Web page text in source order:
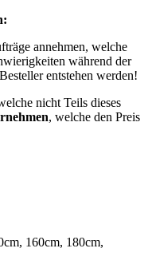
annehmen, welche
während der
entstehen werden!
nicht Teils dieses
, welche den Preis
160cm, 180cm,